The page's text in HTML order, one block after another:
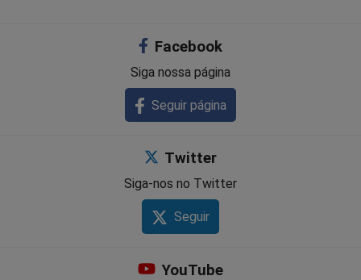
Facebook
Siga nossa página
Seguir página
Twitter
Siga-nos no Twitter
Seguir
YouTube